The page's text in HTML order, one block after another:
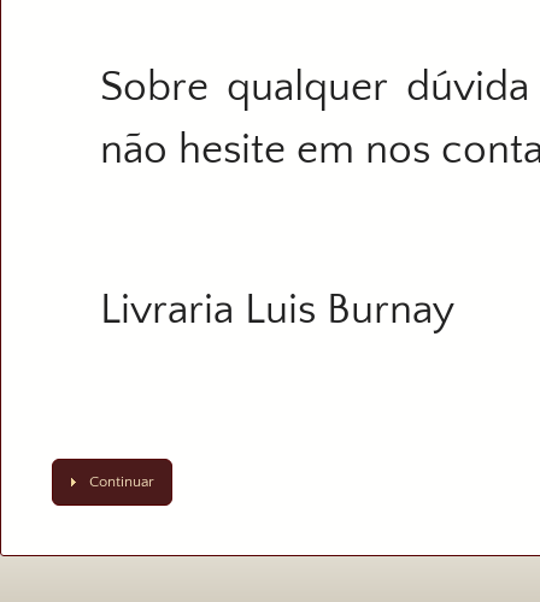
Sobre qualquer
não hesite em nos
Livraria Luis Burnay
Continuar